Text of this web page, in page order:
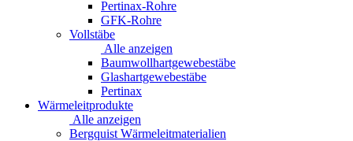
Pertinax-Rohre
GFK-Rohre
Vollstäbe
Alle anzeigen
Baumwollhartgewebestäbe
Glashartgewebestäbe
Pertinax
Wärmeleitprodukte
Alle anzeigen
Bergquist Wärmeleitmaterialien